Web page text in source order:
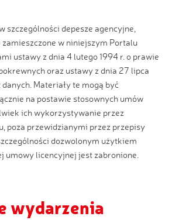
szczególności depesze agencyjne,
w niniejszym Portalu
ustawy z dnia 4 lutego 1994 r. o prawie
oraz ustawy z dnia 27 lipca
Materiały te mogą być
na postawie stosownych umów
ich wykorzystywanie przez
poza przewidzianymi przez przepisy
dozwolonym użytkiem
umowy licencyjnej jest zabronione.
wydarzenia